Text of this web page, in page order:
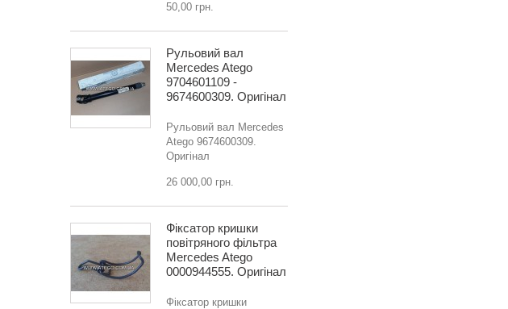
50,00 грн.
Рульовий вал
Mercedes Atego
9704601109 -
9674600309. Оригінал
Рульовий вал Mercedes
Atego 9674600309.
Оригінал
26 000,00 грн.
Фіксатор кришки
повітряного фільтра
Mercedes Atego
0000944555. Оригінал
Фіксатор кришки